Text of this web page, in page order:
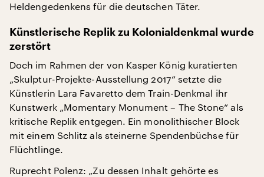
Heldengedenkens für die deutschen Täter.
Künstlerische Replik zu Kolonialdenkmal wurde
zerstört
Doch im Rahmen der von Kasper König kuratierten
„Skulptur-Projekte-Ausstellung 2017“ setzte die
Künstlerin Lara Favaretto dem Train-Denkmal ihr
Kunstwerk „Momentary Monument – The Stone“ als
kritische Replik entgegen. Ein monolithischer Block
mit einem Schlitz als steinerne Spendenbüchse für
Flüchtlinge.
Ruprecht Polenz: „Zu dessen Inhalt gehörte es